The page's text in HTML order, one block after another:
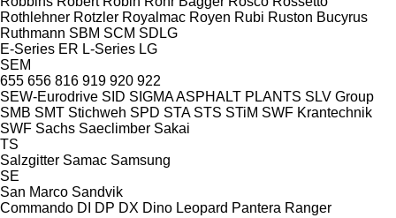
Rothlehner Rotzler Royalmac Royen Rubi Ruston Bucyrus
Ruthmann SBM SCM SDLG
E-Series ER L-Series LG
SEM
655 656 816 919 920 922
SEW-Eurodrive SID SIGMA ASPHALT PLANTS SLV Group
SMB SMT Stichweh SPD STA STS STiM SWF Krantechnik
SWF Sachs Saeclimber Sakai
TS
Salzgitter Samac Samsung
SE
San Marco Sandvik
Commando DI DP DX Dino Leopard Pantera Ranger